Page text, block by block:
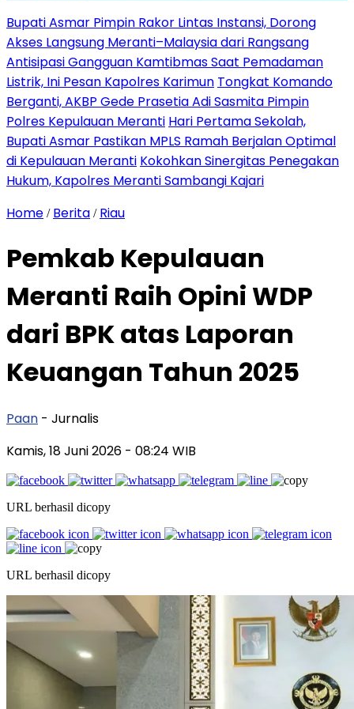
Bupati Asmar Pimpin Rakor Lintas Instansi, Dorong
Akses Langsung Meranti–Malaysia dari Rangsang
Antisipasi Gangguan Kamtibmas Saat Pemadaman
Listrik, Ini Pesan Kapolres Karimun Tongkat Komando
Berganti, AKBP Gede Prasetia Adi Sasmita Pimpin
Polres Kepulauan Meranti Hari Pertama Sekolah,
Bupati Asmar Pastikan MPLS Ramah Berjalan Optimal
di Kepulauan Meranti Kokohkan Sinergitas Penegakan
Hukum, Kapolres Meranti Sambangi Kajari
Home / Berita / Riau
Pemkab Kepulauan
Meranti Raih Opini WDP
dari BPK atas Laporan
Keuangan Tahun 2025
Paan - Jurnalis
Kamis, 18 Juni 2026 - 08:24 WIB
URL berhasil dicopy
URL berhasil dicopy